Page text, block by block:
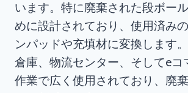
います。特に廃棄された段ボー
めに設計されており、使用済み
ンパッドや充填材に変換します。
倉庫、物流センター、そしてeコ
作業で広く使用されており、廃